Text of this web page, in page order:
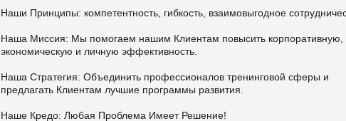
Наши Принципы: компетентность, гибкость, взаимовыгодное
Наша Миссия: Мы помогаем нашим Клиентам повысить корпоративную,
экономическую и личную эффективность.
Наша Стратегия: Объединить профессионалов тренинговой сферы и
предлагать Клиентам лучшие программы развития.
Наше Кредо: Любая Проблема Имеет Решение!